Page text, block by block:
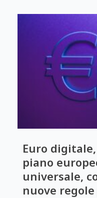
Euro
piano
universale,
nuove